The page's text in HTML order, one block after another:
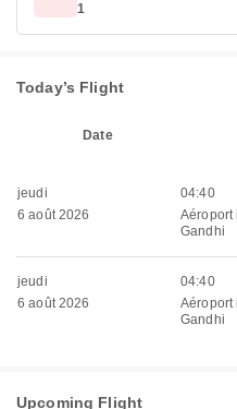
1
Today’s Flight
Date
jeudi
6 août 2026
04:40
Aéroport
Gandhi
jeudi
6 août 2026
04:40
Aéroport
Gandhi
Upcoming Flight